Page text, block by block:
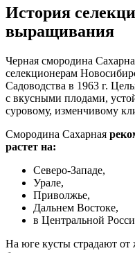
История
выращивания
Черная смородина
селекционерам
Садоводства в 1963 г.
с вкусными плодами,
суровому, изменчивому
Смородина Сахарная
растет на:
Северо-Западе,
Урале,
Приволжье,
Дальнем Востоке,
в Центральной
На юге кусты страдают